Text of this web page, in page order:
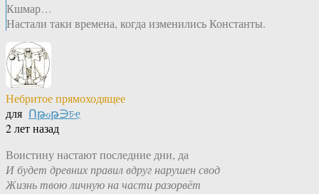
Кшмар…
Настали таки времена, когда изменились Константы.
Небритое прямоходящее
для Ոթℴթ∋চҿ
2 лет назад
Воистину настают последние дни, да
И будет древних правил вдруг нарушен свод
Жизнь твою личную на части разорвёт